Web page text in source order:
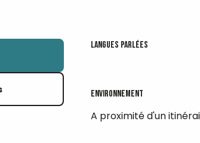
Langues parlées
Langues parlées
Environnement
Environnement
A proximité d'un